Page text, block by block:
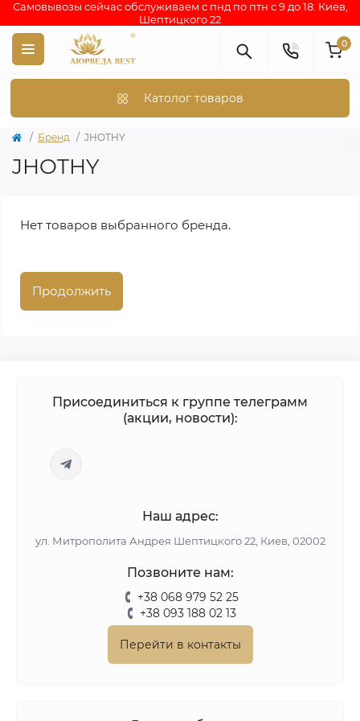
Самовывозы сейчас обслуживаем с пнд по птн с 9 до 18. Киев,
Шептицкого 22
0
Католог товаров
Бренд JHOTHY
JHOTHY
Нет товаров выбранного бренда.
Продолжить
Присоединиться к группе телеграмм
(акции, новости):
Наш адрес:
ул. Митрополита Андрея Шептицкого 22, Киев, 02002
Позвоните нам:
+38 068 979 52 25
+38 093 188 02 13
Перейти в контакты